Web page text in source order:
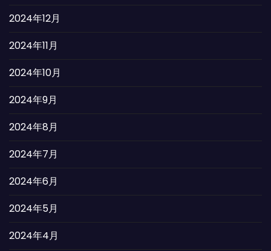
2024年12月
2024年11月
2024年10月
2024年9月
2024年8月
2024年7月
2024年6月
2024年5月
2024年4月